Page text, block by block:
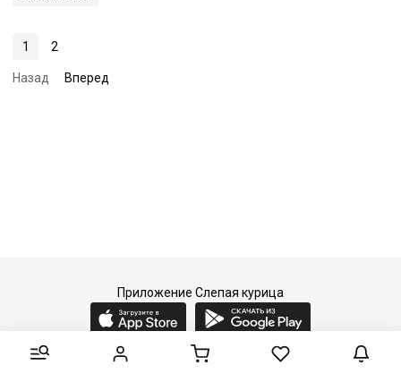
1 2
Назад Вперед
Приложение Слепая курица
2015-2026 © Слепая курица - fashion concept store.